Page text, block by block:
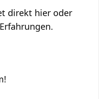
direkt hier oder